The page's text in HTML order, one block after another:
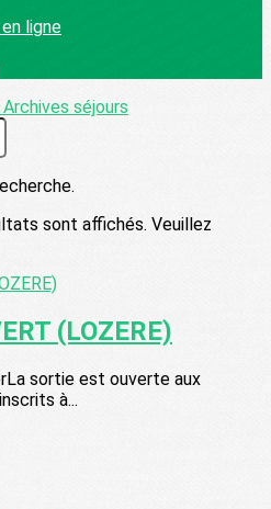
ligne
Archives séjours
sont affichés. Veuillez
(LOZERE)
sortie est ouverte aux
à...